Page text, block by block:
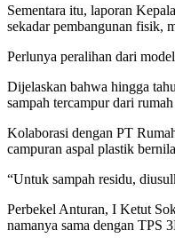
Sementara itu, laporan
sekadar pembangunan fisik,
Perlunya peralihan dari
Dijelaskan bahwa hingga
sampah tercampur dari
Kolaborasi dengan PT
campuran aspal plastik
“Untuk sampah residu,
Perbekel Anturan, I Ketut
namanya sama dengan TPS